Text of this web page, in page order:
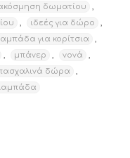
δωματίου
ιδεές για δώρο
για κορίτσια
μπάνερ νονά
δώρα